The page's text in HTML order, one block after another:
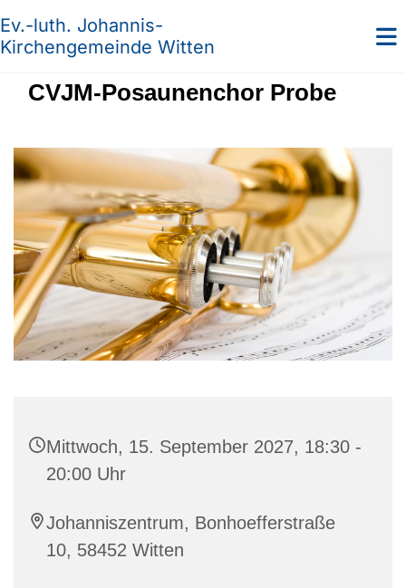
Ev.-luth. Johannis-
Kirchengemeinde Witten
CVJM-Posaunenchor Probe
Mittwoch, 15. September 2027, 18:30 -
20:00 Uhr
Johanniszentrum, Bonhoefferstraße
10, 58452 Witten